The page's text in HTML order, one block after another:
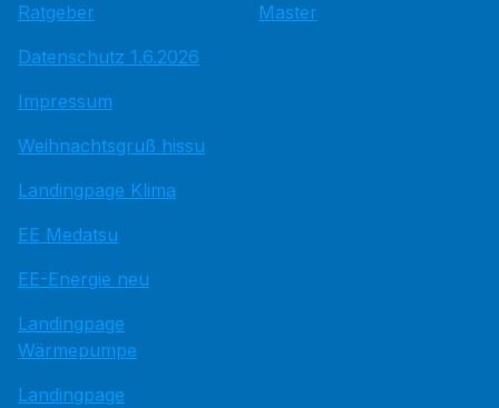
Ratgeber
Datenschutz 1.6.2026
Impressum
Weihnachtsgruß hissu
Landingpage Klima
EE Medatsu
EE-Energie neu
Landingpage
Wärmepumpe
Landingpage
Master